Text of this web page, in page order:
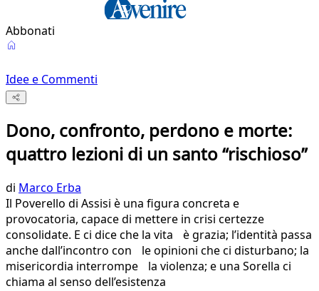
Abbonati
Idee e Commenti
Dono, confronto, perdono e morte:
quattro lezioni di un santo “rischioso”
di Marco Erba
Il Poverello di Assisi è una figura concreta e
provocatoria, capace di mettere in crisi certezze
consolidate. E ci dice che la vita è grazia; l’identità passa
anche dall’incontro con le opinioni che ci disturbano; la
misericordia interrompe la violenza; e una Sorella ci
chiama al senso dell’esistenza